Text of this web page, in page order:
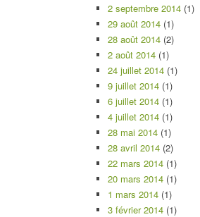
2 septembre 2014 (1)
29 août 2014 (1)
28 août 2014 (2)
2 août 2014 (1)
24 juillet 2014 (1)
9 juillet 2014 (1)
6 juillet 2014 (1)
4 juillet 2014 (1)
28 mai 2014 (1)
28 avril 2014 (2)
22 mars 2014 (1)
20 mars 2014 (1)
1 mars 2014 (1)
3 février 2014 (1)